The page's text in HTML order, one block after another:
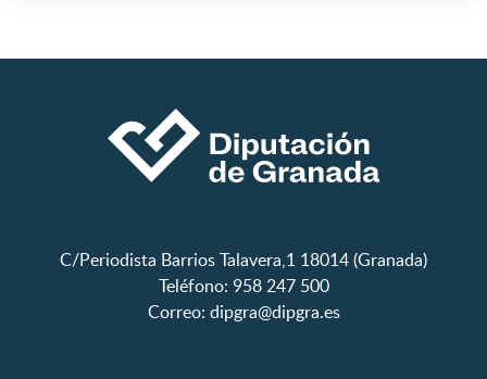
C/Periodista Barrios Talavera,1 18014 (Granada)
Teléfono: 958 247 500
Correo: dipgra@dipgra.es